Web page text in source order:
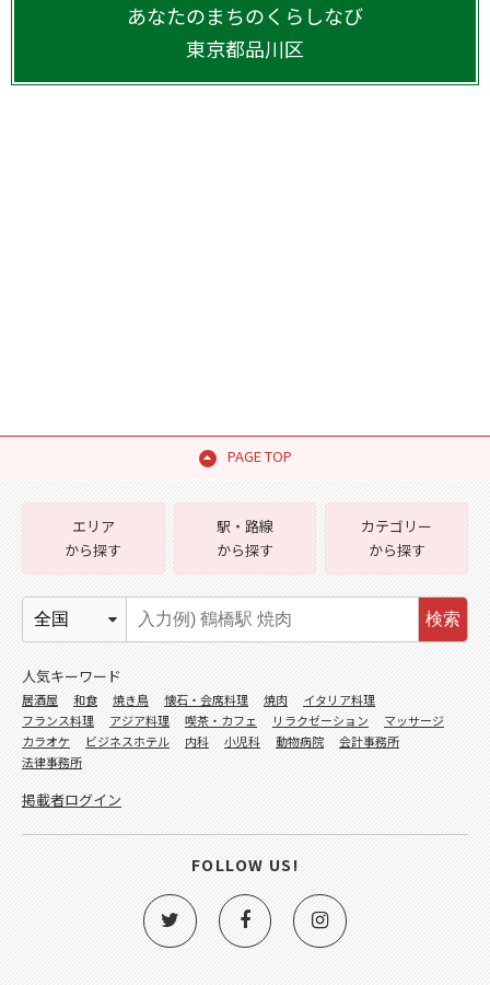
あなたのまちのくらしなび
東京都品川区
PAGE TOP
エリア
から探す
駅・路線
から探す
カテゴリー
から探す
検索
人気キーワード
居酒屋 和食 焼き鳥 懐石・会席料理 焼肉
イタリア料理
フランス料理
アジア料理 喫茶・カフェ リラクゼーション
マッサージ
カラオケ
ビジネスホテル 内科 小児科 動物病院
会計事務所
法律事務所
掲載者ログイン
FOLLOW US!